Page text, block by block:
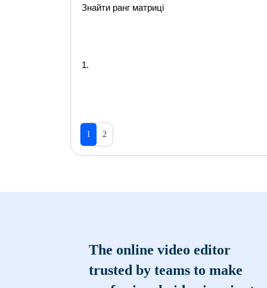
Знайти ранг матриці
1.
1 2
The online video editor
trusted by teams to make